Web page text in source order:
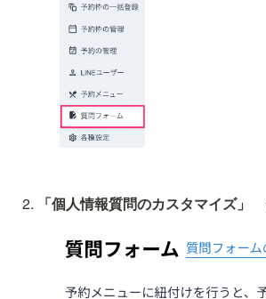
「個人情報質問のカスタマイズ」